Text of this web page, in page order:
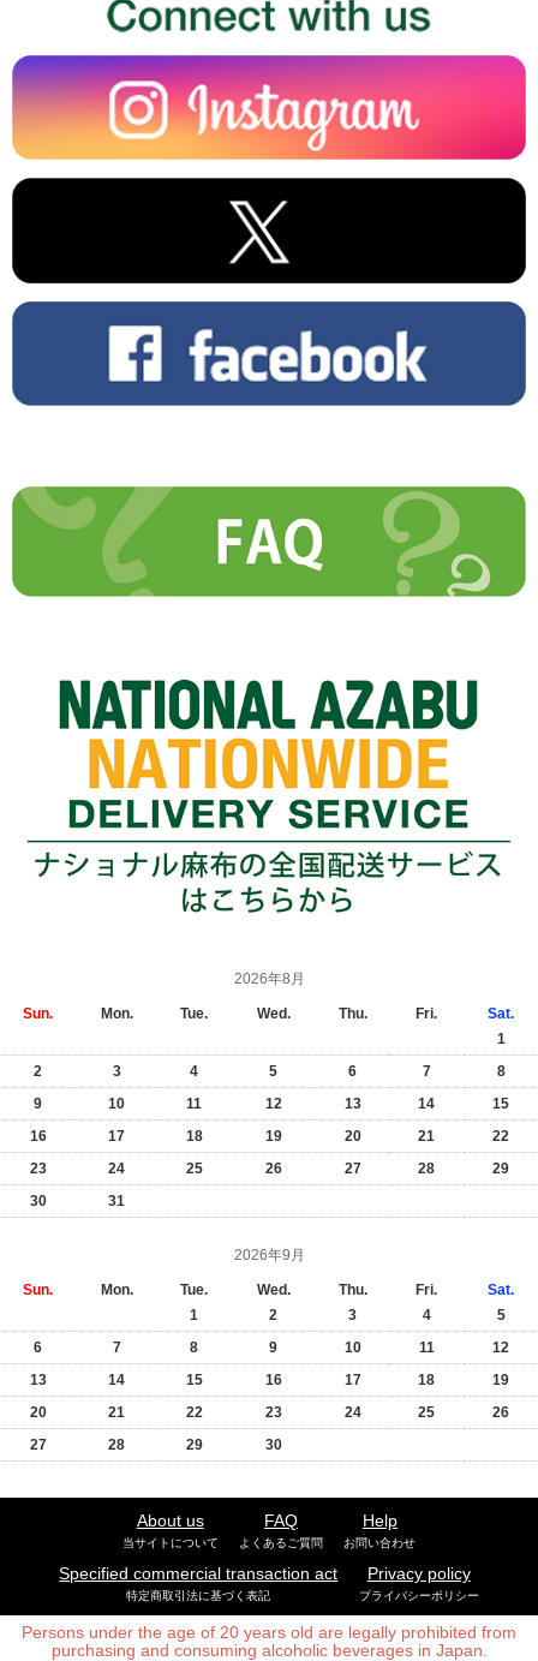
2026年8月
Sun. Mon. Tue. Wed. Thu. Fri.
Sat.
1
2
3 4 5 6 7
8
9
10 11 12 13 14
15
16
17 18 19 20 21
22
23
24 25 26 27 28
29
30
31
2026年9月
Sun. Mon. Tue. Wed. Thu. Fri.
Sat.
1
2 3 4
5
6
7 8 9 10 11
12
13
14 15 16 17 18
19
20
21 22 23 24 25
26
27
28 29 30
About us
当サイトについて
FAQ
よくあるご質問
Help
お問い合わせ
Specified commercial transaction act
特定商取引法に基づく表記
Privacy policy
プライバシーポリシー
Persons under the age of 20 years old are legally prohibited from
purchasing and consuming alcoholic beverages in Japan.